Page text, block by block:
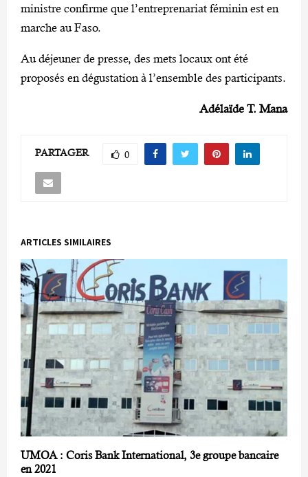
ministre confirme que l’entreprenariat féminin est en
marche au Faso.
Au déjeuner de presse, des mets locaux ont été
proposés en dégustation à l’ensemble des participants.
Adélaïde T. Mana
PARTAGER 0
ARTICLES SIMILAIRES
UMOA : Coris Bank International, 3e groupe bancaire
en 2021